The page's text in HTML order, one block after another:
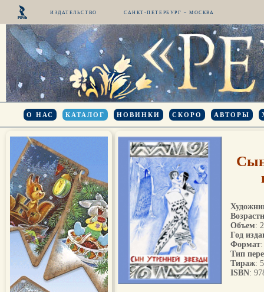
ИЗДАТЕЛЬСТВО САНКТ-ПЕТЕРБУРГ – МОСКВА
О НАС КАТАЛОГ НОВИНКИ СКОРО АВТОРЫ
Объем:
Год
Формат
Тип
Тираж:
ISBN: